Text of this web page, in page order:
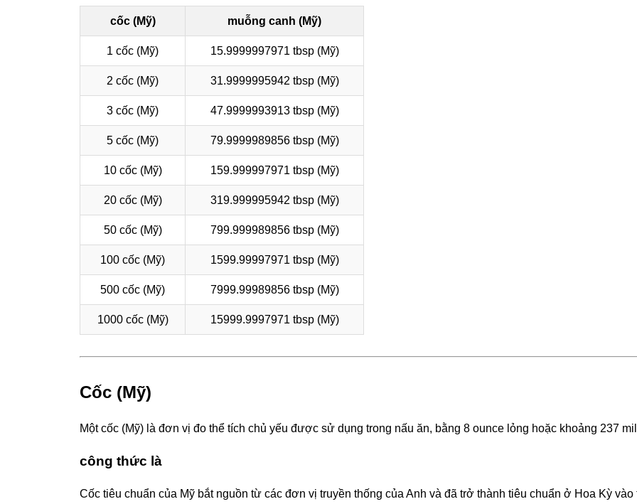
cốc (Mỹ) muỗng canh (Mỹ)
1 cốc (Mỹ) 15.9999997971 tbsp (Mỹ)
2 cốc (Mỹ) 31.9999995942 tbsp (Mỹ)
3 cốc (Mỹ) 47.9999993913 tbsp (Mỹ)
5 cốc (Mỹ) 79.9999989856 tbsp (Mỹ)
10 cốc (Mỹ) 159.999997971 tbsp (Mỹ)
20 cốc (Mỹ) 319.999995942 tbsp (Mỹ)
50 cốc (Mỹ) 799.999989856 tbsp (Mỹ)
100 cốc (Mỹ) 1599.99997971 tbsp (Mỹ)
500 cốc (Mỹ) 7999.99989856 tbsp (Mỹ)
1000 cốc (Mỹ) 15999.9997971 tbsp (Mỹ)
Cốc (Mỹ)
Một cốc (Mỹ) là đơn vị đo thể tích chủ yếu được sử dụng trong nấu ăn, bằng 8 ounce lỏng hoặc khoảng 237
công thức là
Cốc tiêu chuẩn của Mỹ bắt nguồn từ các đơn vị truyền thống của Anh và đã trở thành tiêu chuẩn ở Hoa Kỳ vào